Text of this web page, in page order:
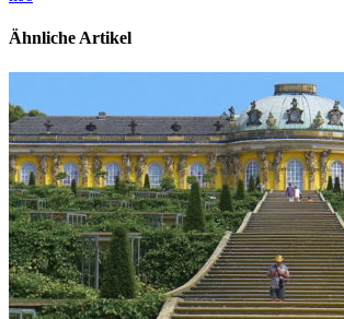
Ähnliche Artikel